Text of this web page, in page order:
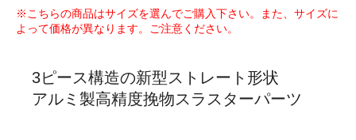
※こちらの商品はサイズを選んでご購入下さい。また、サイズに
よって価格が異なります。ご注意ください。
3ピース構造の新型ストレート形状
アルミ製高精度挽物スラスターパーツ